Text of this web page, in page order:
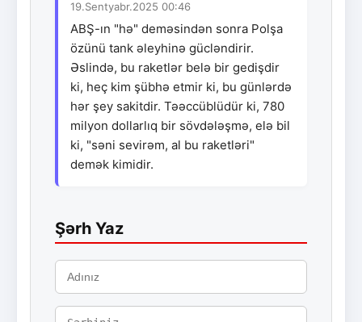
19.Sentyabr.2025 00:46
ABŞ-ın "hə" deməsindən sonra Polşa
özünü tank əleyhinə gücləndirir.
Əslində, bu raketlər belə bir gedişdir
ki, heç kim şübhə etmir ki, bu günlərdə
hər şey sakitdir. Təəccüblüdür ki, 780
milyon dollarlıq bir sövdələşmə, elə bil
ki, "səni sevirəm, al bu raketləri"
demək kimidir.
Şərh Yaz